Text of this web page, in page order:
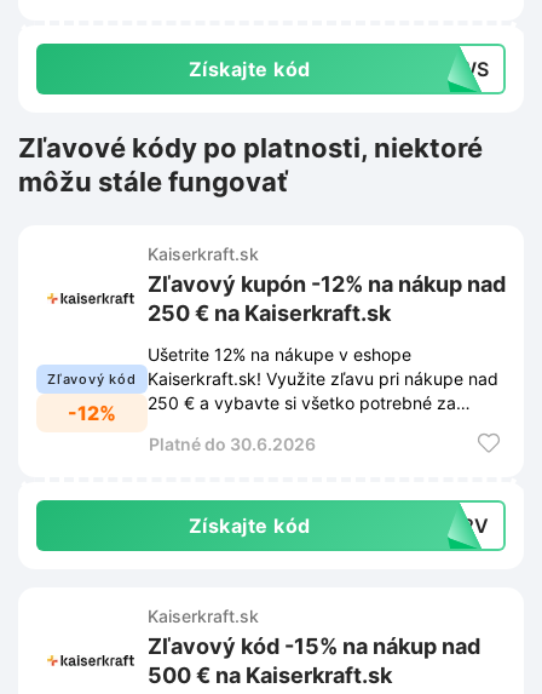
Získajte kód NEWS
Zľavové kódy po platnosti, niektoré
môžu stále fungovať
Zľavový kód
-12%
Kaiserkraft.sk
Zľavový kupón -12% na nákup nad
250 € na Kaiserkraft.sk
Ušetrite 12% na nákupe v eshope
Kaiserkraft.sk! Využite zľavu pri nákupe nad
250 € a vybavte si všetko potrebné za
Platné do 30.6.2026
Získajte kód KQ2V
Kaiserkraft.sk
Zľavový kód -15% na nákup nad
500 € na Kaiserkraft.sk